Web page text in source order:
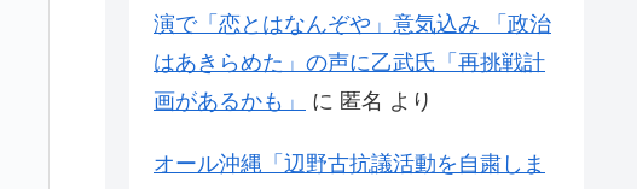
演で「恋とはなんぞや」意気込み 「政治
はあきらめた」の声に乙武氏「再挑戦計
画があるかも」
に 匿名 より
オール沖縄「辺野古抗議活動を自粛しま